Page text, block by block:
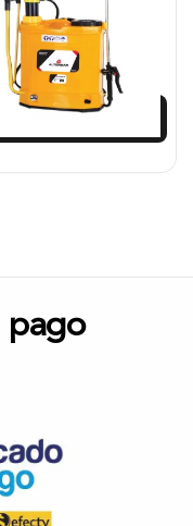
$ 283.250
Añadir al carrito
pago